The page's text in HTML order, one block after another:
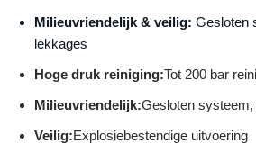
Milieuvriendelijk & veilig: Gesloten
lekkages
Hoge druk reiniging:Tot 200 bar
Milieuvriendelijk:Gesloten
Veilig:Explosiebestendige uitvoering